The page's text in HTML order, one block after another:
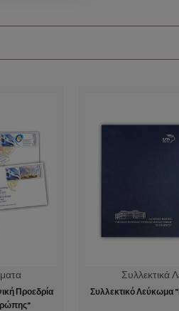
Προεδρία
Συλλεκτικά
Συλλεκτικό Λεύκωμα